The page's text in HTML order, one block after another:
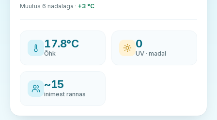
Muutus 6 nädalaga · +3 °C
17.8°C
Õhk
0
UV · madal
~15
inimest rannas